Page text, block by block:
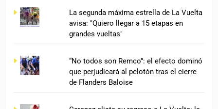
La segunda máxima estrella de La Vuelta
avisa: "Quiero llegar a 15 etapas en
grandes vueltas"
“No todos son Remco”: el efecto dominó
que perjudicará al pelotón tras el cierre
de Flanders Baloise